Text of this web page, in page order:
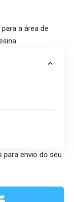
a área de
envio do seu